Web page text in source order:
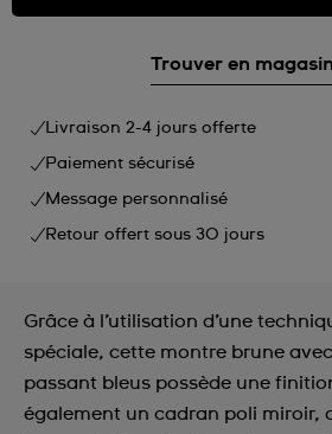
Trouver en magasin
Livraison 2-4 jours offerte
Paiement sécurisé
Message personnalisé
Retour offert sous 30 jours
Grâce à l’utilisation d’une
spéciale, cette montre brune
passant bleus possède une
également un cadran poli miroir,